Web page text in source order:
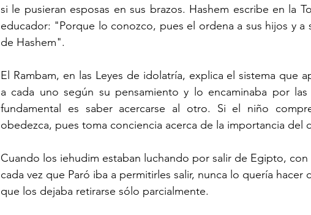
si le pusieran esposas en sus brazos. Hashem escribe en la
educador: "Porque lo conozco, pues el ordena a sus hijos y a
de Hashem".
El Rambam, en las Leyes de idolatría, explica el sistema que
a cada uno según su pensamiento y lo encaminaba por
fundamental es saber acercarse al otro. Si el niño
obedezca, pues toma conciencia acerca de la importancia del
Cuando los iehudim estaban luchando por salir de Egipto,
cada vez que Paró iba a permitirles salir, nunca lo quería hacer
que los dejaba retirarse sólo parcialmente.